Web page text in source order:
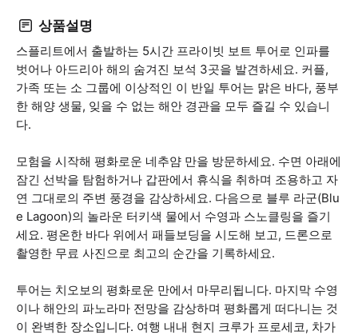
상품설명
스플리트에서 출발하는 5시간 프라이빗 보트 투어로 인파를
벗어나 아드리아 해의 숨겨진 보석 3곳을 발견하세요. 커플,
가족 또는 소 그룹에 이상적인 이 반일 투어는 맑은 바다, 풍부
한 해양 생물, 잊을 수 없는 해안 경관을 모두 즐길 수 있습니
다.
모험을 시작해 평화로운 네추얌 만을 방문하세요. 수면 아래에
잠긴 선박을 탐험하거나 갑판에서 휴식을 취하며 조용하고 자
연 그대로의 주변 풍경을 감상하세요. 다음으로 블루 라군(Blu
e Lagoon)의 놀라운 터키색 물에서 수영과 스노클링을 즐기
세요. 평온한 바다 위에서 패들보딩을 시도해 보고, 드론으로
촬영한 무료 사진으로 최고의 순간을 기록하세요.
투어는 치오보의 평화로운 만에서 마무리됩니다. 마지막 수영
이나 해안의 파노라마 전망을 감상하며 평화롭게 떠다니는 것
이 완벽한 장소입니다. 여행 내내 현지 크루가 프로세코, 차가